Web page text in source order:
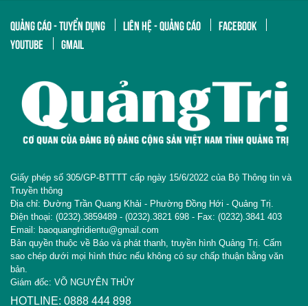
QUẢNG CÁO - TUYỂN DỤNG LIÊN HỆ - QUẢNG CÁO
FACEBOOK
YOUTUBE
GMAIL
Giấy phép số 305/GP-BTTTT cấp ngày 15/6/2022 của Bộ Thông tin và
Truyền thông
Địa chỉ: Đường Trần Quang Khải - Phường Đồng Hới - Quảng Trị.
Điện thoại: (0232).3859489 - (0232).3821 698 - Fax: (0232).3841 403
Email: baoquangtridientu@gmail.com
Bản quyền thuộc về Báo và phát thanh, truyền hình Quảng Trị. Cấm
sao chép dưới mọi hình thức nếu không có sự chấp thuận bằng văn
bản.
Giám đốc: VÕ NGUYÊN THỦY
HOTLINE: 0888 444 898